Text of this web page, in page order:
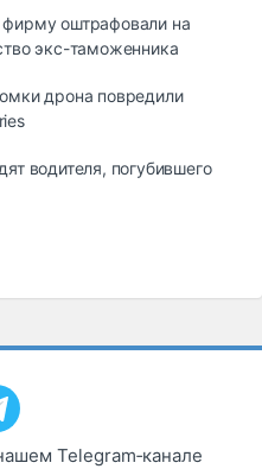
оштрафовали на
экс-таможенника
дрона повредили
водителя, погубившего
Telegram‑канале